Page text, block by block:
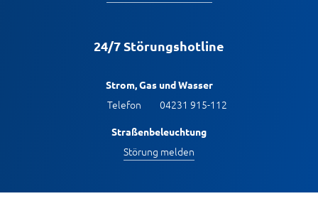
24/7 Störungshotline
Strom, Gas und Wasser
Telefon 04231 915-112
Straßenbeleuchtung
Störung melden